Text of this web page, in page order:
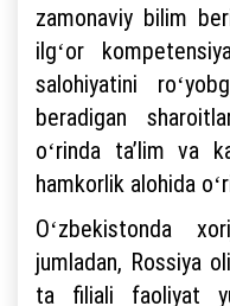
zamonaviy bilim
ilgʻor
salohiyatini
beradigan
oʻrinda taʼlim va
hamkorlik alohida
Oʻzbekistonda
jumladan, Rossiya
ta filiali faoliyat